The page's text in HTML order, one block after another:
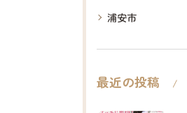
浦安市
最近の投稿